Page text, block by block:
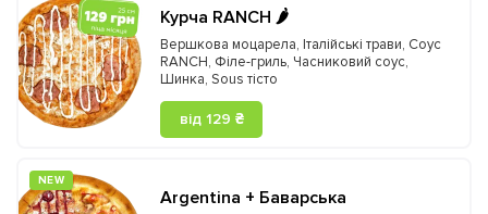
Курча RANCH 🌶️
Вершкова моцарела, Італійські трави, Соус
RANCH, Філе-гриль, Часниковий соус,
Шинка, Sous тісто
від 129 ₴
NEW
Argentina + Баварська